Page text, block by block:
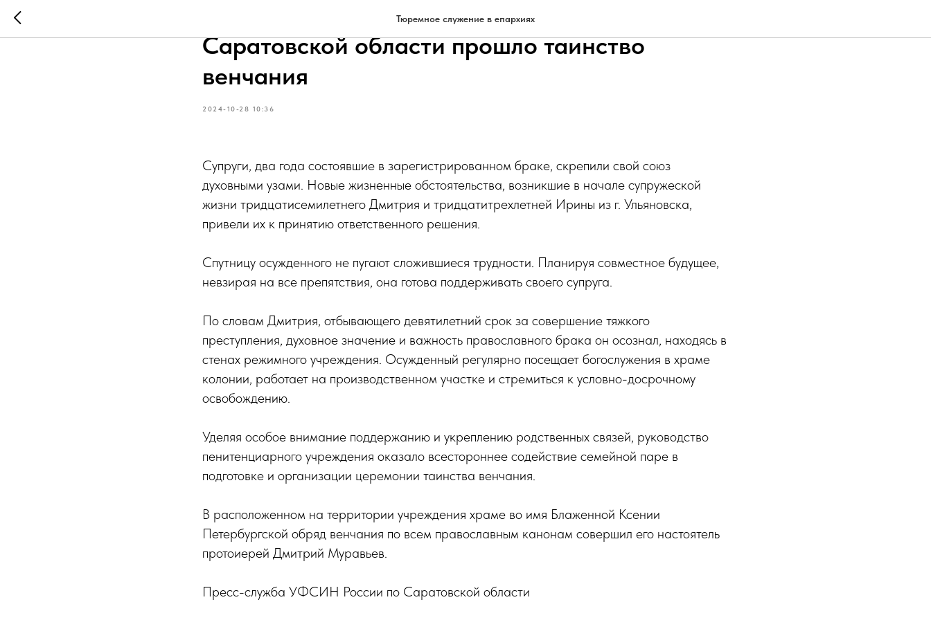
Тюремное служение в епархиях
В храме ИК-33 УФСИН России по
Саратовской области прошло таинство
венчания
2024-10-28 10:36
Супруги, два года состоявшие в зарегистрированном браке, скрепили свой союз
духовными узами. Новые жизненные обстоятельства, возникшие в начале супружеской
жизни тридцатисемилетнего Дмитрия и тридцатитрехлетней Ирины из г. Ульяновска,
привели их к принятию ответственного решения.
Спутницу осужденного не пугают сложившиеся трудности. Планируя совместное будущее,
невзирая на все препятствия, она готова поддерживать своего супруга.
По словам Дмитрия, отбывающего девятилетний срок за совершение тяжкого
преступления, духовное значение и важность православного брака он осознал, находясь в
стенах режимного учреждения. Осужденный регулярно посещает богослужения в храме
колонии, работает на производственном участке и стремиться к условно-досрочному
освобождению.
Уделяя особое внимание поддержанию и укреплению родственных связей, руководство
пенитенциарного учреждения оказало всестороннее содействие семейной паре в
подготовке и организации церемонии таинства венчания.
В расположенном на территории учреждения храме во имя Блаженной Ксении
Петербургской обряд венчания по всем православным канонам совершил его настоятель
протоиерей Дмитрий Муравьев.
Пресс-служба УФСИН России по Саратовской области